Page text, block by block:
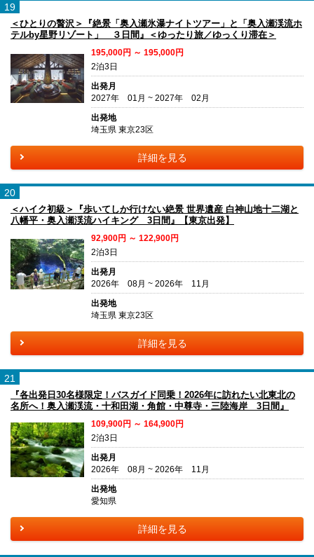
19
＜ひとりの贅沢＞『絶景「奥入瀬氷瀑ナイトツアー」と「奥入瀬渓流ホ
テルby星野リゾート」 ３日間』＜ゆったり旅／ゆっくり滞在＞
195,000円 ～ 195,000円
2泊3日
出発月
2027年 01月 ~ 2027年 02月
出発地
埼玉県 東京23区
詳細を見る
20
＜ハイク初級＞『歩いてしか行けない絶景 世界遺産 白神山地十二湖と
八幡平・奥入瀬渓流ハイキング 3日間』【東京出発】
92,900円 ～ 122,900円
2泊3日
出発月
2026年 08月 ~ 2026年 11月
出発地
埼玉県 東京23区
詳細を見る
21
『各出発日30名様限定！バスガイド同乗！2026年に訪れたい北東北の
名所へ！奥入瀬渓流・十和田湖・角館・中尊寺・三陸海岸 3日間』
109,900円 ～ 164,900円
2泊3日
出発月
2026年 08月 ~ 2026年 11月
出発地
愛知県
詳細を見る